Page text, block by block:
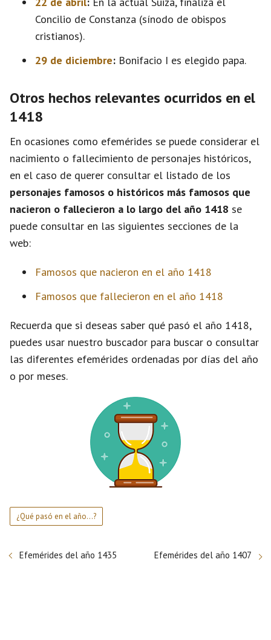
Concilio de Constanza (sínodo de obispos
cristianos).
29 de diciembre: Bonifacio I es elegido papa.
Otros hechos relevantes ocurridos en el
1418
En ocasiones como efemérides se puede considerar el
nacimiento o fallecimiento de personajes históricos,
en el caso de querer consultar el listado de los
personajes famosos o históricos más famosos que
nacieron o fallecieron a lo largo del año 1418 se
puede consultar en las siguientes secciones de la
web:
Famosos que nacieron en el año 1418
Famosos que fallecieron en el año 1418
Recuerda que si deseas saber qué pasó el año 1418,
puedes usar nuestro buscador para buscar o consultar
las diferentes efemérides ordenadas por días del año
o por meses.
¿Qué pasó en el año...?
Efemérides del año 1435 Efemérides del año 1407